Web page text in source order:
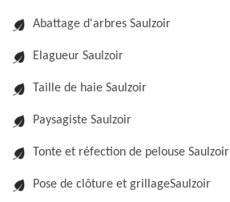
Abattage d'arbres Saulzoir
Elagueur Saulzoir
Taille de haie Saulzoir
Paysagiste Saulzoir
Tonte et réfection de pelouse Saulzoir
Pose de clôture et grillageSaulzoir